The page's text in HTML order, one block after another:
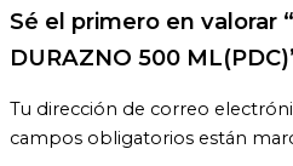
Sé el primero en valorar
DURAZNO 500
Tu dirección de correo
campos obligatorios están